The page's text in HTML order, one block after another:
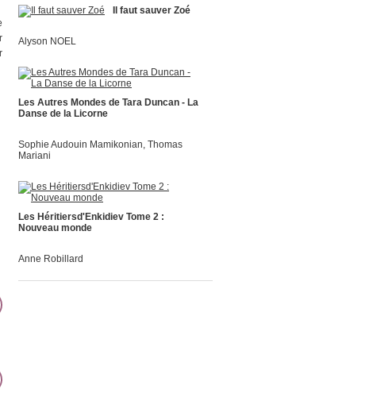
Il faut sauver Zoé
Alyson NOEL
Les Autres Mondes de Tara Duncan - La
Danse de la Licorne
Sophie Audouin Mamikonian, Thomas
Mariani
Les Héritiersd'Enkidiev Tome 2 :
Nouveau monde
Anne Robillard